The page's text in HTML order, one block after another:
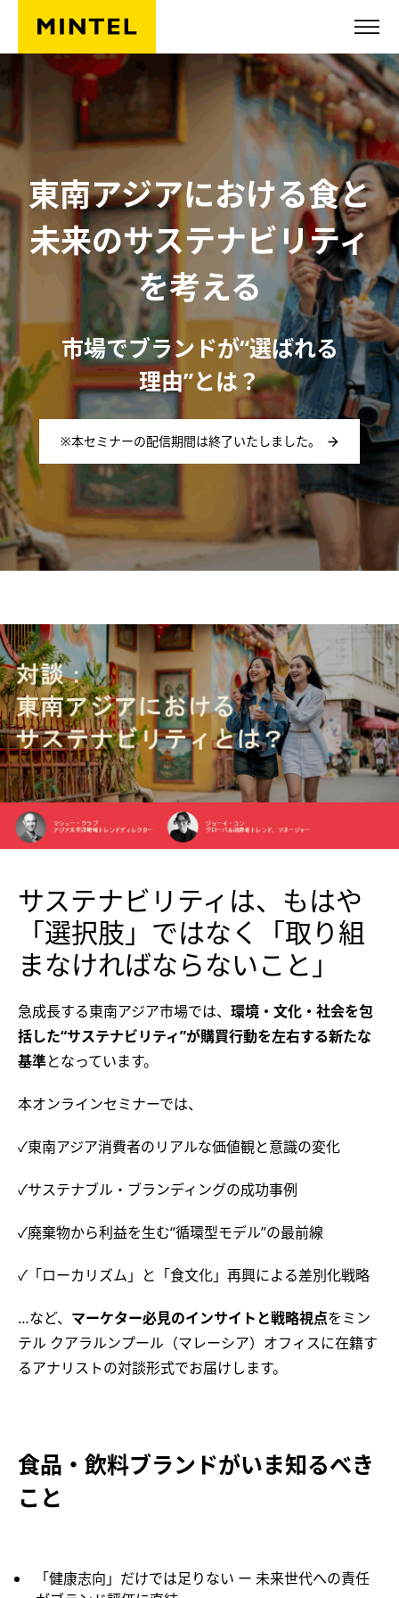
Skip to main content
東南アジアにおける食と
未来のサステナビリティ
を考える
市場でブランドが“選ばれる
理由”とは？
※本セミナーの配信期間は終了いたしました。
サステナビリティは、もはや
「選択肢」ではなく「取り組
まなければならないこと」
急成長する東南アジア市場では、 環境・文化・社会を包
括した“サステナビリティ”が購買行動を左右する新たな
基準となっています。
本オンラインセミナーでは、
✓東南アジア消費者のリアルな価値観と意識の変化
✓サステナブル・ブランディングの成功事例
✓廃棄物から利益を生む“循環型モデル”の最前線
✓「ローカリズム」と「食文化」再興による差別化戦略
…など、 マーケター必見のインサイトと戦略視点をミン
テル クアラルンプール（マレーシア）オフィスに在籍す
るアナリストの対談形式でお届けします。
食品・飲料ブランドがいま知るべき
こと
「健康志向」だけでは足りない ー 未来世代への責任